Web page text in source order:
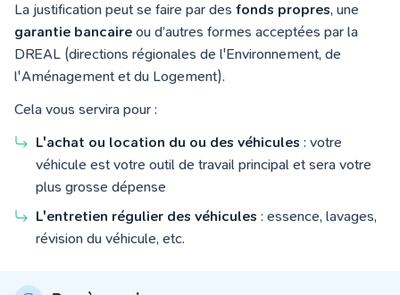
La justification peut se faire par des fonds propres, une
garantie bancaire ou d’autres formes acceptées par la
DREAL (directions régionales de l'Environnement, de
l'Aménagement et du Logement).
Cela vous servira pour :
L'achat ou location du ou des véhicules : votre
véhicule est votre outil de travail principal et sera votre
plus grosse dépense
L'entretien régulier des véhicules : essence, lavages,
révision du véhicule, etc.